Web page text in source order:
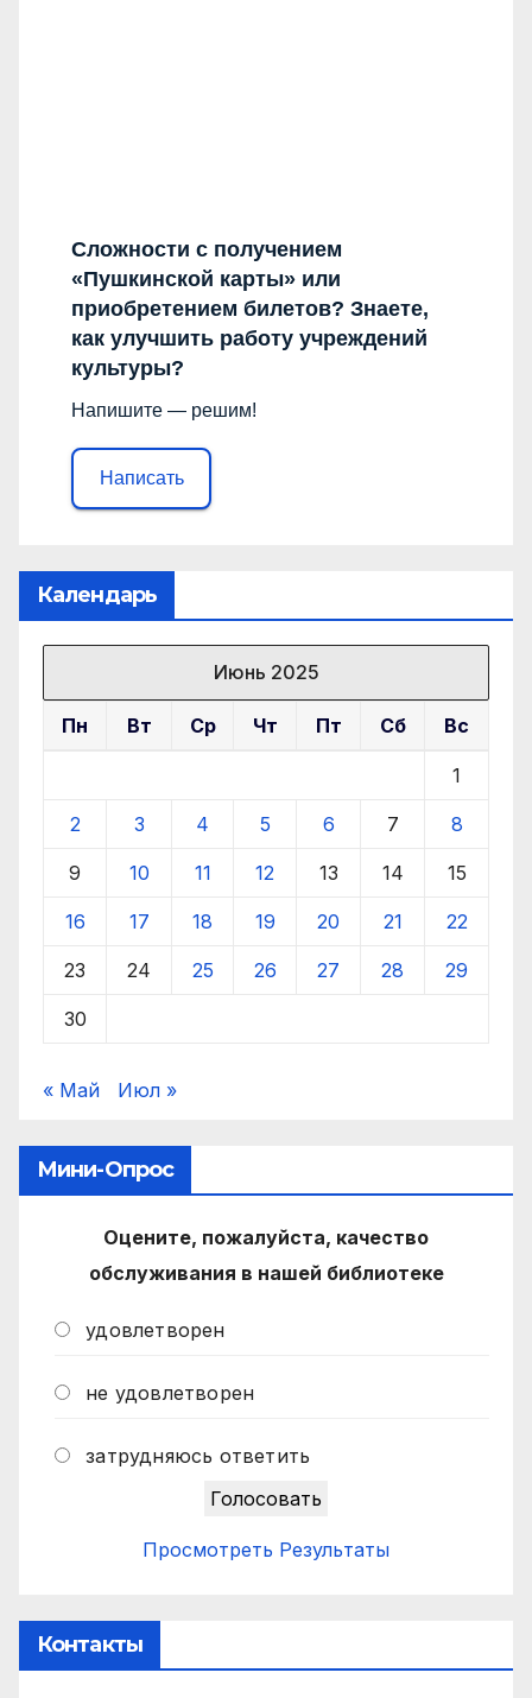
Сложности с получением
«Пушкинской карты» или
приобретением билетов? Знаете,
как улучшить работу учреждений
культуры?
Напишите — решим!
Написать
Календарь
Июнь 2025
Пн Вт Ср Чт Пт Сб Вс
1
2 3 4 5 6 7 8
9 10 11 12 13 14 15
16 17 18 19 20 21 22
23 24 25 26 27 28 29
30
« Май Июл »
Мини-Опрос
Оцените, пожалуйста, качество
обслуживания в нашей библиотеке
удовлетворен
не удовлетворен
затрудняюсь ответить
Просмотреть Результаты
Контакты